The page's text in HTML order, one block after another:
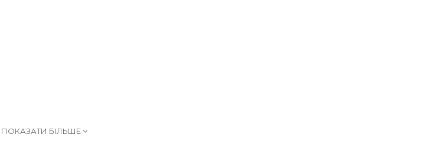
ПОКАЗАТИ БІЛЬШЕ